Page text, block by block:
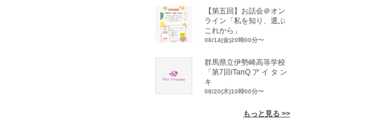
【第五回】お話会＠オン
ライン「私を知り、選ぶ
これから」
08/14(金)20時00分〜
群馬県立伊勢崎高等学校
「第7回iTanQ ア イ タ ン
キ
08/20(木)10時00分〜
もっと見る >>